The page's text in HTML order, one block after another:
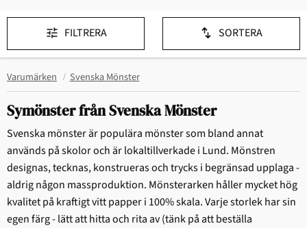
Varumärken Svenska Mönster
Symönster från Svenska Mönster
Svenska mönster är populära mönster som bland annat
används på skolor och är lokaltillverkade i Lund. Mönstren
designas, tecknas, konstrueras och trycks i begränsad upplaga -
aldrig någon massproduktion. Mönsterarken håller mycket hög
kvalitet på kraftigt vitt papper i 100% skala. Varje storlek har sin
egen färg - lätt att hitta och rita av (tänk på att beställa
FILTRERA SORTERA